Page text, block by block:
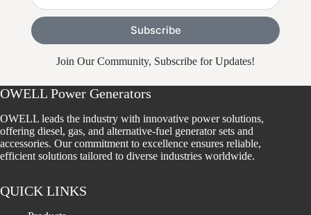
Subscribe
Join Our Community, Subscribe for Updates!
OWELL Power Generators
OWELL leads the industry with innovative power solutions,
offering diesel, gas, and alternative-fuel generator sets and
accessories. Our commitment to excellence ensures reliable,
efficient solutions tailored to diverse industries worldwide.
QUICK LINKS